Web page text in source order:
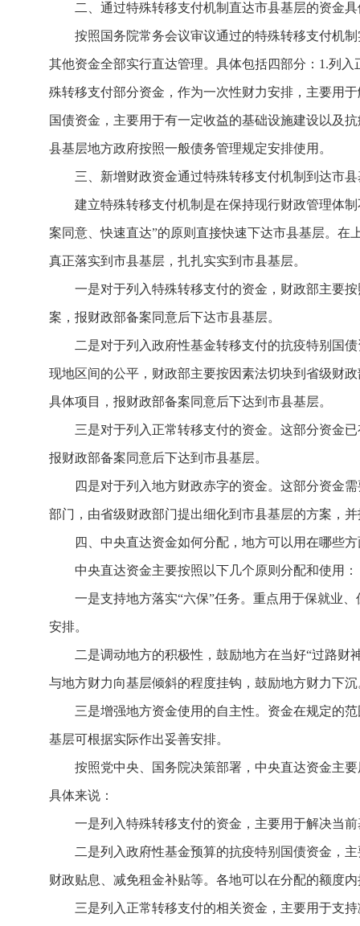
二、通过特殊转移支付机制直达市县基层的资金
按照国务院常务会议审议通过的特殊转移支付机
其他资金全部实行直达管理。具体包括四部分：1.列
殊转移支付部分资金，作为一次性财力安排，主要用
国债资金，主要用于有一定收益的基础设施建设以及
县基层地方政府按照一般债务管理规定安排使用。
三、新增财政资金通过特殊转移支付机制到达市
建立特殊转移支付机制是在保持现行财政管理体
案同意、快速直达”的原则直接快速下达市县基层。
真正落实到市县基层，扎扎实实到市县基层。
一是对于列入特殊转移支付的资金，财政部主要
案，报财政部备案同意后下达市县基层。
二是对于列入政府性基金转移支付的抗疫特别国
现地区间的公平，财政部主要按因素法切块到省级财
具体项目，报财政部备案同意后下达到市县基层。
三是对于列入正常转移支付的资金。这部分资金
报财政部备案同意后下达到市县基层。
四是对于列入地方财政赤字的资金。这部分资金
部门，由省级财政部门提出细化到市县基层的方案，
四、中央直达资金如何分配，地方可以用在哪些
中央直达资金主要按照以下几个原则分配和使用：
一是支持地方落实“六保”任务。重点用于保就业
安排。
二是调动地方的积极性，鼓励地方在当好“过路财
与地方财力向基层倾斜的程度挂钩，鼓励地方财力下沉
三是增强地方资金使用的自主性。资金在规定的
基层可根据实际作出妥善安排。
按照党中央、国务院决策部署，中央直达资金主
具体来说：
一是列入特殊转移支付的资金，主要用于解决当
二是列入政府性基金预算的抗疫特别国债资金，
财政贴息、减免租金补贴等。各地可以在分配的额度
三是列入正常转移支付的相关资金，主要用于支